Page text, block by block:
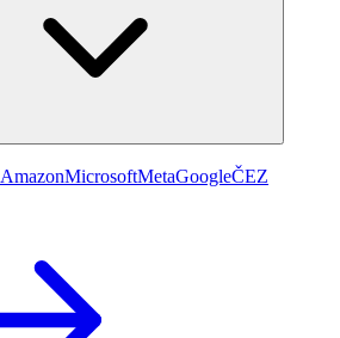
AmazonMicrosoftMetaGoogleČEZ